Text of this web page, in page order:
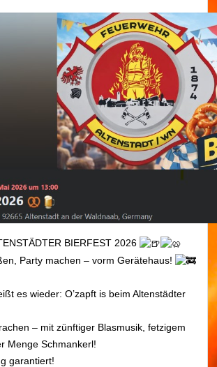
BIERFEST 2026
Party machen – vorm Gerätehaus!
es wieder: O’zapft is beim Altenstädter
– mit zünftiger Blasmusik, fetzigem
Menge Schmankerl!
garantiert!